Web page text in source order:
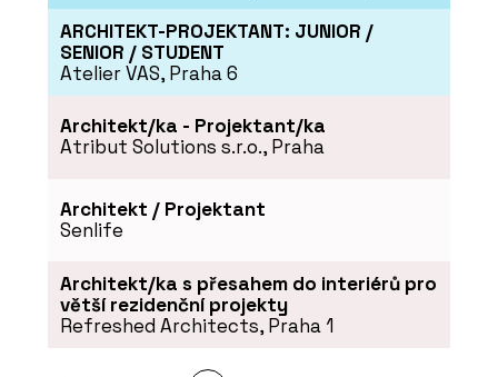
ARCHITEKT-PROJEKTANT: JUNIOR /
SENIOR / STUDENT
Atelier VAS, Praha 6
Architekt/ka - Projektant/ka
Atribut Solutions s.r.o., Praha
Architekt / Projektant
Senlife
Architekt/ka s přesahem do interiérů pro
větší rezidenční projekty
Refreshed Architects, Praha 1